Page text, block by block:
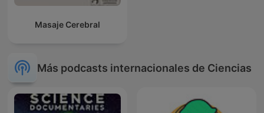
Masaje Cerebral
Más podcasts internacionales de Ciencias